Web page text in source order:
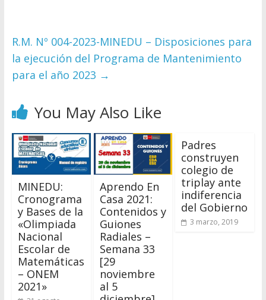
R.M. Nº 004-2023-MINEDU – Disposiciones para
la ejecución del Programa de Mantenimiento
para el año 2023 →
You May Also Like
MINEDU:
Cronograma
y Bases de la
«Olimpiada
Nacional
Escolar de
Matemáticas
– ONEM
2021»
Aprendo En
Casa 2021:
Contenidos y
Guiones
Radiales –
Semana 33
[29
noviembre
al 5
Padres
construyen
colegio de
triplay ante
indiferencia
del Gobierno
3 marzo, 2019